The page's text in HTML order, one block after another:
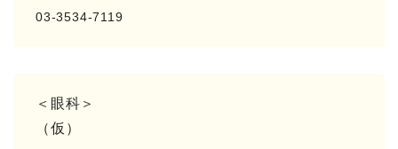
03-3534-7119
＜眼科＞
（仮）